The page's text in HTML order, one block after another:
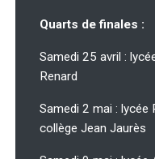
Quarts de finales :
Samedi 25 avril :
Renard
Samedi 2 mai : lycée
collège Jean Jaurès